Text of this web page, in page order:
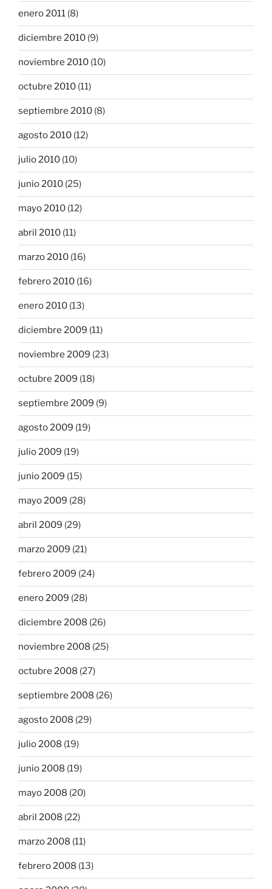
enero 2011 (8)
diciembre 2010 (9)
noviembre 2010 (10)
octubre 2010 (11)
septiembre 2010 (8)
agosto 2010 (12)
julio 2010 (10)
junio 2010 (25)
mayo 2010 (12)
abril 2010 (11)
marzo 2010 (16)
febrero 2010 (16)
enero 2010 (13)
diciembre 2009 (11)
noviembre 2009 (23)
octubre 2009 (18)
septiembre 2009 (9)
agosto 2009 (19)
julio 2009 (19)
junio 2009 (15)
mayo 2009 (28)
abril 2009 (29)
marzo 2009 (21)
febrero 2009 (24)
enero 2009 (28)
diciembre 2008 (26)
noviembre 2008 (25)
octubre 2008 (27)
septiembre 2008 (26)
agosto 2008 (29)
julio 2008 (19)
junio 2008 (19)
mayo 2008 (20)
abril 2008 (22)
marzo 2008 (11)
febrero 2008 (13)